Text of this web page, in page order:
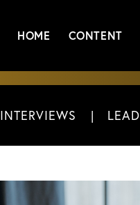
HOME CONTENT
INTERVIEWS